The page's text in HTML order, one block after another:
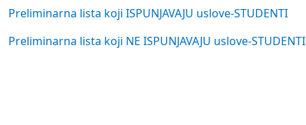
Preliminarna lista koji ISPUNJAVAJU uslove-STUDENTI
Preliminarna lista koji NE ISPUNJAVAJU uslove-STUDENTI